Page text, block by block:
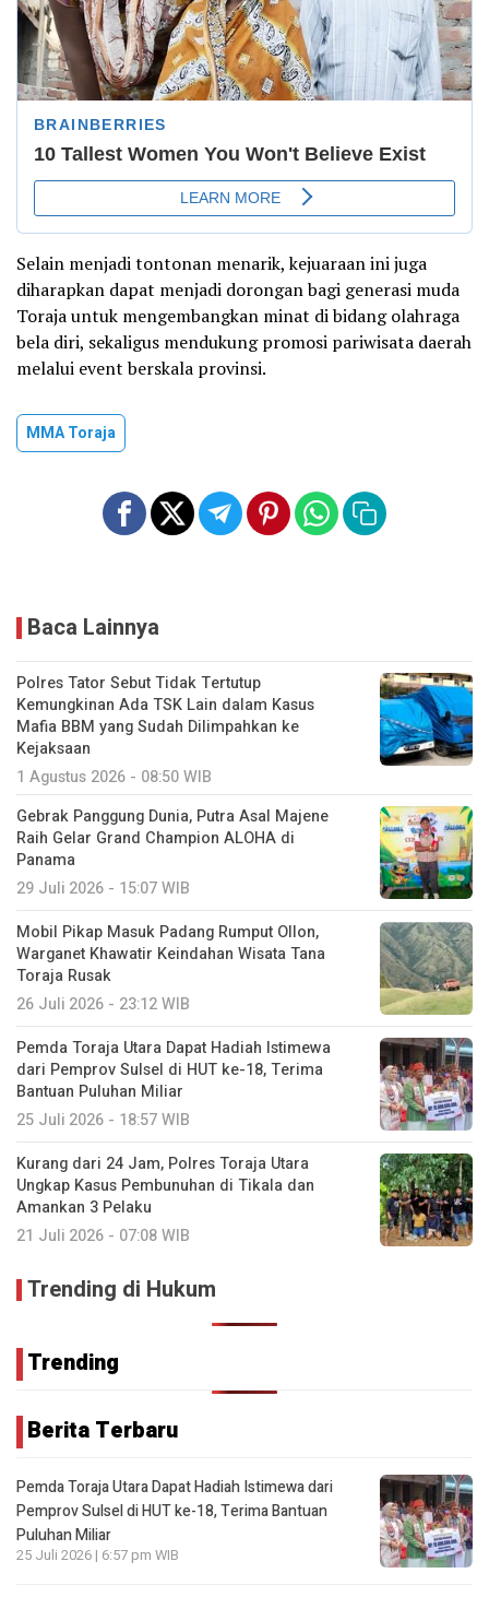
Selain menjadi tontonan menarik, kejuaraan ini juga
diharapkan dapat menjadi dorongan bagi generasi muda
Toraja untuk mengembangkan minat di bidang olahraga
bela diri, sekaligus mendukung promosi pariwisata daerah
melalui event berskala provinsi.
MMA Toraja
Baca Lainnya
Polres Tator Sebut Tidak Tertutup
Kemungkinan Ada TSK Lain dalam Kasus
Mafia BBM yang Sudah Dilimpahkan ke
Kejaksaan
1 Agustus 2026 - 08:50 WIB
Gebrak Panggung Dunia, Putra Asal Majene
Raih Gelar Grand Champion ALOHA di
Panama
29 Juli 2026 - 15:07 WIB
Mobil Pikap Masuk Padang Rumput Ollon,
Warganet Khawatir Keindahan Wisata Tana
Toraja Rusak
26 Juli 2026 - 23:12 WIB
Pemda Toraja Utara Dapat Hadiah Istimewa
dari Pemprov Sulsel di HUT ke-18, Terima
Bantuan Puluhan Miliar
25 Juli 2026 - 18:57 WIB
Kurang dari 24 Jam, Polres Toraja Utara
Ungkap Kasus Pembunuhan di Tikala dan
Amankan 3 Pelaku
21 Juli 2026 - 07:08 WIB
Trending di Hukum
Trending
Berita Terbaru
Pemda Toraja Utara Dapat Hadiah Istimewa dari
Pemprov Sulsel di HUT ke-18, Terima Bantuan
Puluhan Miliar
25 Juli 2026 | 6:57 pm WIB